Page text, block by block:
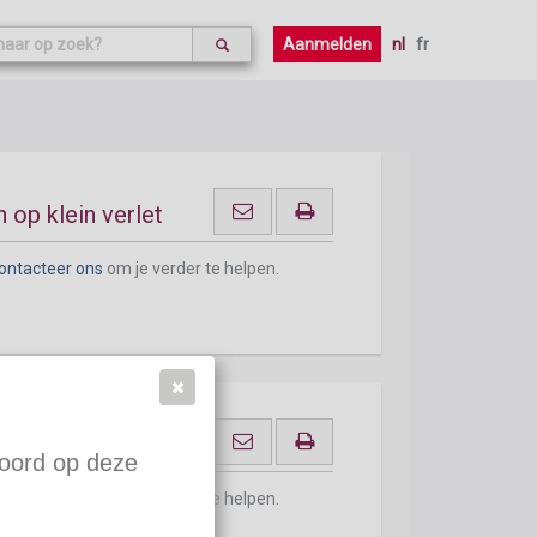
Aanmelden nl fr
verlet en het aantal
op klein verlet
ons om je verder te helpen.
om je verder te helpen.
op deze